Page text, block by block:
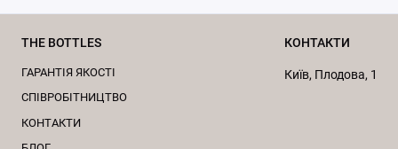
THE BOTTLES
ГАРАНТІЯ ЯКОСТІ
CПІВРОБІТНИЦТВО
КОНТАКТИ
КОНТАКТИ
Київ, Плодова, 1